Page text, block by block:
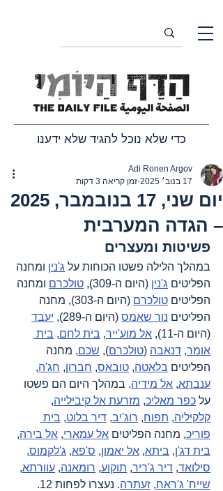
כדי שלא נוכל להגיד שלא ידענו
יום שני, 17 בנובמבר, 2025
– הגדה המערבית
Adi Ronen Argov
17 בנוב׳ 2025
זמן קריאה 3 דקות
פשיטות ומעצרים
במהלך הלילה פשטו הכוחות על ג'נין ומחנה
הפליטים ג'נין (היום ה-309), טולכרם ומחנה
הפליטים טולכרם
(היום ה-303), מחנה
הפליטים נור שאמס (היום ה-289),
יעבד
(היום ה-11),
אל מוע'ייר, בית לחם, בית
אומר, דנאבה (טולכרם), שכם, מחנה
הפליטים בלאטה, טובאס, חברון, חג'ה,
ענבתא, אל מידיה. במהלך היום הם פשטו
על כפר מאליכ, מזרעת אל קיבילייה,
קלקיליה, תפוח, רוג'יב, דיר בלוט, בית
פוריכ, מחנה הפליטים אל עמארי, אל בירה,
בית דג'ן, ביתא, אל יאמון, ס'פא, ג'לקמוס,
סילואד, דיר ג'ריר, תוקוע, רומאנה, עוורתא,
שייח' ג'ראח, זעתרה. נעצרו לפחות 12.